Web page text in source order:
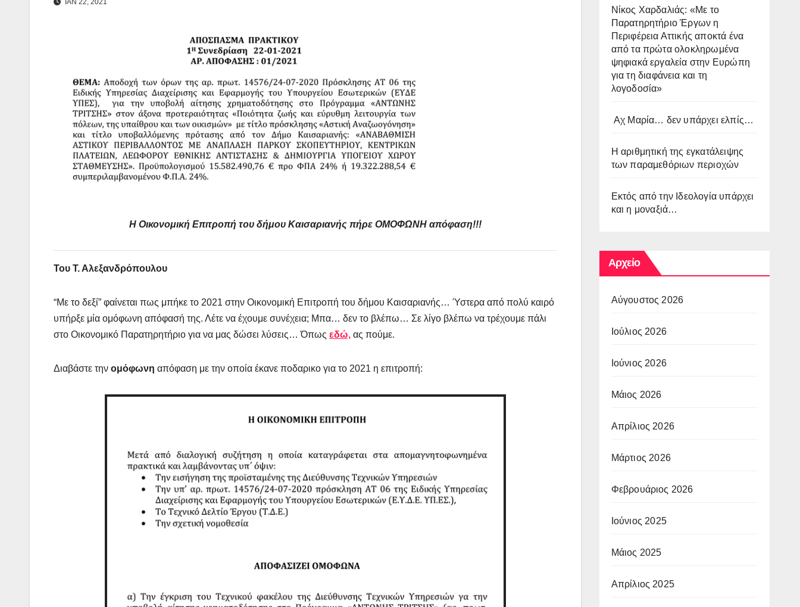
ΙΑΝ 22, 2021
Η Οικονομική Επιτροπή του δήμου Καισαριανής πήρε ΟΜΟΦΩΝΗ απόφαση!!!
Του Τ. Αλεξανδρόπουλου
“Με το δεξί” φαίνεται πως μπήκε το 2021 στην Οικονομική Επιτροπή του δήμου Καισαριανής… Ύστερα από πολύ καιρό
υπήρξε μία ομόφωνη απόφασή της. Λέτε να έχουμε συνέχεια; Μπα… δεν το βλέπω… Σε λίγο βλέπω να τρέχουμε πάλι
στο Οικονομικό Παρατηρητήριο για να μας δώσει λύσεις… Όπως εδώ, ας πούμε.
Διαβάστε την ομόφωνη απόφαση με την οποία έκανε ποδαρικο για το 2021 η επιτροπή:
Νίκος Χαρδαλιάς: «Με το
Παρατηρητήριο Έργων η
Περιφέρεια Αττικής αποκτά ένα
από τα πρώτα ολοκληρωμένα
ψηφιακά εργαλεία στην Ευρώπη
για τη διαφάνεια και τη
λογοδοσία»
Αχ Μαρία… δεν υπάρχει ελπίς…
Η αριθμητική της εγκατάλειψης
των παραμεθόριων περιοχών
Εκτός από την Ιδεολογία υπάρχει
και η μοναξιά…
Αρχείο
Αύγουστος 2026
Ιούλιος 2026
Ιούνιος 2026
Μάιος 2026
Απρίλιος 2026
Μάρτιος 2026
Φεβρουάριος 2026
Ιούνιος 2025
Μάιος 2025
Απρίλιος 2025